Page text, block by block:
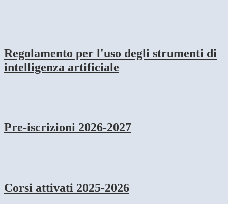
Regolamento per l'uso degli strumenti di
intelligenza artificiale
Pre-iscrizioni 2026-2027
Corsi attivati 2025-2026